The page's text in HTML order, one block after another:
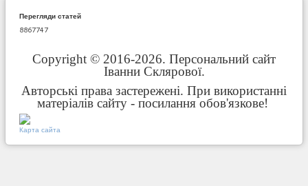
Перегляди статей
8867747
Copyright © 2016-2026. Персональний сайт
Іванни Склярової.
Авторські права застережені. При використанні
матеріалів сайту - посилання обов'язкове!
Карта сайта